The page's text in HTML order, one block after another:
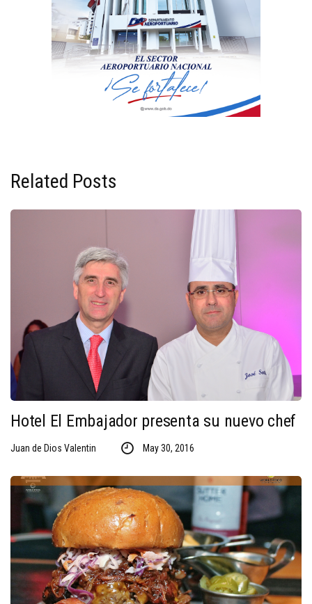
Related Posts
Hotel El Embajador presenta su nuevo chef
Juan de Dios Valentin May 30, 2016